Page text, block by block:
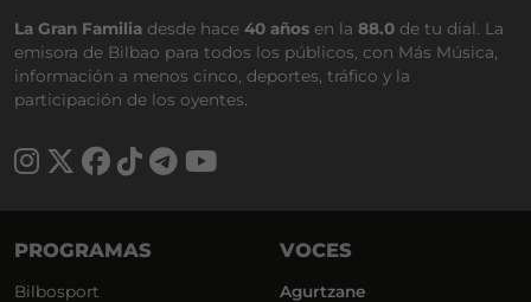
La Gran Familia desde hace 40 años en la 88.0 de tu dial. La
emisora de Bilbao para todos los públicos, con Más Música,
información a menos cinco, deportes, tráfico y la
participación de los oyentes.
PROGRAMAS
Bilbosport
VOCES
Agurtzane